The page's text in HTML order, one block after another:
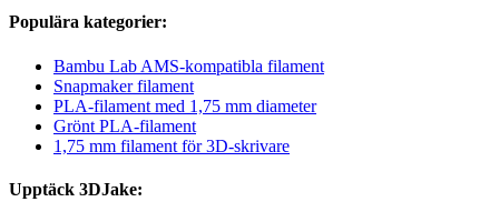
Populära kategorier:
Bambu Lab AMS-kompatibla filament
Snapmaker filament
PLA-filament med 1,75 mm diameter
Grönt PLA-filament
1,75 mm filament för 3D-skrivare
Upptäck 3DJake: